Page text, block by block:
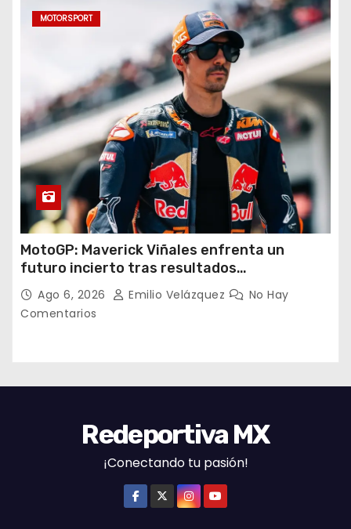
MOTORSPORT
MotoGP: Maverick Viñales enfrenta un
futuro incierto tras resultados
decepcionantes
Ago 6, 2026 Emilio Velázquez
No Hay
Comentarios
Redeportiva MX
¡Conectando tu pasión!